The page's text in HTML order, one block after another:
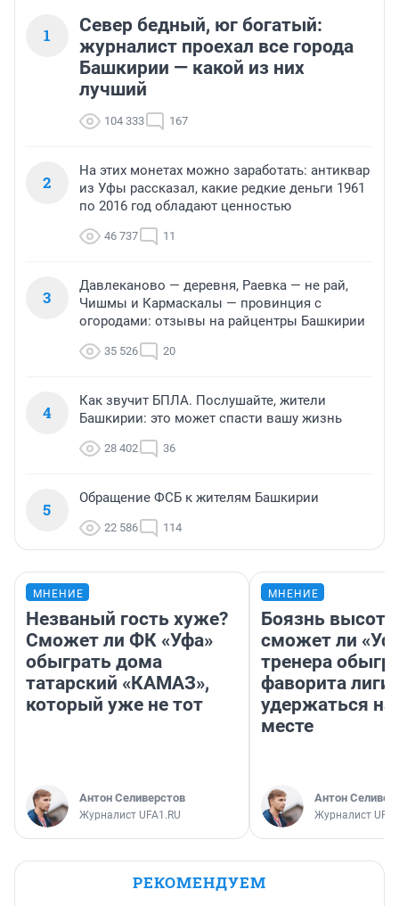
1
Север бедный, юг богатый:
журналист проехал все города
Башкирии — какой из них
лучший
104 333 167
2
На этих монетах можно заработать: антиквар
из Уфы рассказал, какие редкие деньги 1961
по 2016 год обладают ценностью
46 737 11
3
Давлеканово — деревня, Раевка — не рай,
Чишмы и Кармаскалы — провинция с
огородами: отзывы на райцентры Башкирии
35 526 20
4
Как звучит БПЛА. Послушайте, жители
Башкирии: это может спасти вашу жизнь
28 402 36
5
Обращение ФСБ к жителям Башкирии
22 586 114
МНЕНИЕ
Незваный гость хуже?
Сможет ли ФК «Уфа»
обыграть дома
татарский «КАМАЗ»,
который уже не тот
Антон Селиверстов
Журналист UFA1.RU
МНЕНИЕ
Боязнь
сможет ли
тренера
фаворита лиги
удержаться
месте
Антон
Журналист
РЕКОМЕНДУЕМ